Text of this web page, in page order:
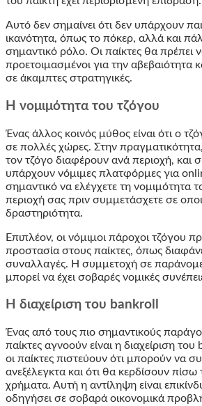
Αυτό δεν σημαίνει ότι δεν υπάρχουν
ικανότητα, όπως το πόκερ, αλλά και
σημαντικό ρόλο. Οι παίκτες θα πρέπει
προετοιμασμένοι για την αβεβαιότητα
σε άκαμπτες στρατηγικές.
Η νομιμότητα του τζόγου
Ένας άλλος κοινός μύθος είναι ότι ο
σε πολλές χώρες. Στην
τον τζόγο διαφέρουν ανά περιοχή, και
υπάρχουν νόμιμες πλατφόρμες για
σημαντικό να ελέγχετε τη νομιμότητα
περιοχή σας πριν συμμετάσχετε σε
δραστηριότητα.
Επιπλέον, οι νόμιμοι πάροχοι τζόγου
προστασία στους παίκτες, όπως
συναλλαγές. Η συμμετοχή σε
μπορεί να έχει σοβαρές νομικές
Η διαχείριση του bankroll
Ένας από τους πιο σημαντικούς
παίκτες αγνοούν είναι η διαχείριση
οι παίκτες πιστεύουν ότι μπορούν να
ανεξέλεγκτα και ότι θα κερδίσουν
χρήματα. Αυτή η αντίληψη είναι
οδηγήσει σε σοβαρά οικονομικά